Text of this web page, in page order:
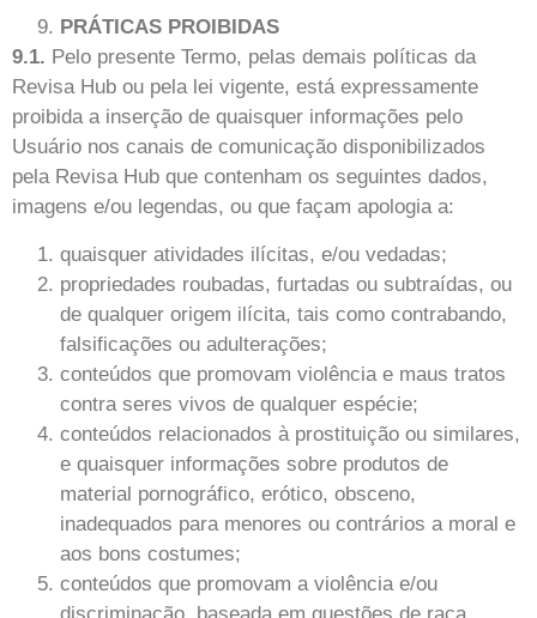
PRÁTICAS PROIBIDAS
9.1. Pelo presente Termo, pelas demais políticas da
Revisa Hub ou pela lei vigente, está expressamente
proibida a inserção de quaisquer informações pelo
Usuário nos canais de comunicação disponibilizados
pela Revisa Hub que contenham os seguintes dados,
imagens e/ou legendas, ou que façam apologia a:
quaisquer atividades ilícitas, e/ou vedadas;
propriedades roubadas, furtadas ou subtraídas, ou
de qualquer origem ilícita, tais como contrabando,
falsificações ou adulterações;
conteúdos que promovam violência e maus tratos
contra seres vivos de qualquer espécie;
conteúdos relacionados à prostituição ou similares,
e quaisquer informações sobre produtos de
material pornográfico, erótico, obsceno,
inadequados para menores ou contrários a moral e
aos bons costumes;
conteúdos que promovam a violência e/ou
discriminação, baseada em questões de raça,